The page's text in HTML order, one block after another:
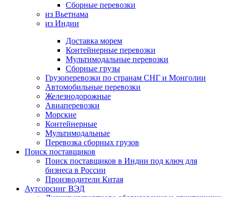
Сборные перевозки
из Вьетнама
из Индии
Доставка морем
Контейнерные перевозки
Мультимодальные перевозки
Сборные грузы
Грузоперевозки по странам СНГ и Монголии
Автомобильные перевозки
Железнодорожные
Авиаперевозки
Морские
Контейнерные
Мультимодальные
Перевозка сборных грузов
Поиск поставщиков
Поиск поставщиков в Индии под ключ для
бизнеса в России
Производители Китая
Аутсорсинг ВЭД